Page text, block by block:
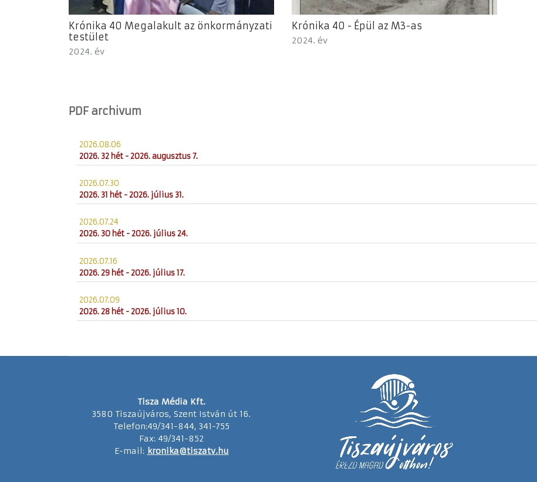
Krónika 40 Megalakult az önkormányzati
testület
2024. év
Krónika 40 - Épül az M3-as
2024. év
PDF archivum
2026.08.06
2026. 32 hét - 2026. augusztus 7.
2026.07.30
2026. 31 hét - 2026. július 31.
2026.07.24
2026. 30 hét - 2026. július 24.
2026.07.16
2026. 29 hét - 2026. július 17.
2026.07.09
2026. 28 hét - 2026. július 10.
Tisza Média Kft.
3580 Tiszaújváros, Szent István út 16.
Telefon:49/341-844, 341-755
Fax: 49/341-852
E-mail: kronika@tiszatv.hu